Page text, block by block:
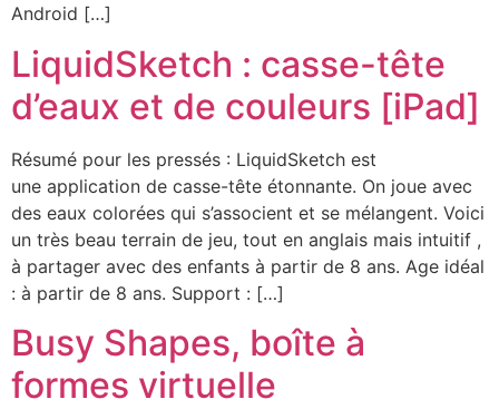
Android […]
LiquidSketch : casse-tête
d’eaux et de couleurs [iPad]
Résumé pour les pressés : LiquidSketch est
une application de casse-tête étonnante. On joue avec
des eaux colorées qui s’associent et se mélangent. Voici
un très beau terrain de jeu, tout en anglais mais intuitif ,
à partager avec des enfants à partir de 8 ans. Age idéal
: à partir de 8 ans. Support : […]
Busy Shapes, boîte à
formes virtuelle